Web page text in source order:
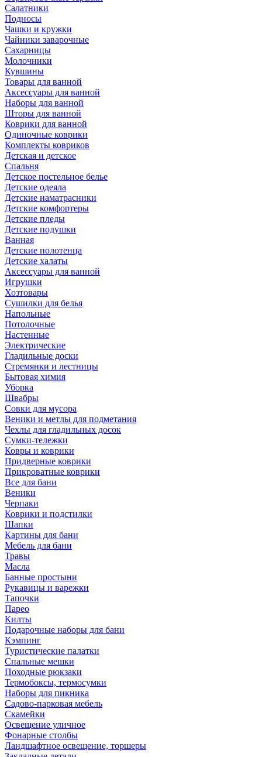
Салатники
Подносы
Чашки и кружки
Чайники заварочные
Сахарницы
Молочники
Кувшины
Товары для ванной
Аксессуары для ванной
Наборы для ванной
Шторы для ванной
Коврики для ванной
Одиночные коврики
Комплекты ковриков
Детская и детское
Спальня
Детское постельное белье
Детские одеяла
Детские наматрасники
Детские комфортеры
Детские пледы
Детские подушки
Ванная
Детские полотенца
Детские халаты
Аксессуары для ванной
Игрушки
Хозтовары
Сушилки для белья
Напольные
Потолочные
Настенные
Электрические
Гладильные доски
Стремянки и лестницы
Бытовая химия
Уборка
Швабры
Совки для мусора
Веники и метлы для подметания
Чехлы для гладильных досок
Сумки-тележки
Ковры и коврики
Придверные коврики
Прикроватные коврики
Все для бани
Веники
Черпаки
Коврики и подстилки
Шапки
Картины для бани
Мебель для бани
Травы
Масла
Банные простыни
Рукавицы и варежки
Тапочки
Парео
Килты
Подарочные наборы для бани
Кэмпинг
Туристические палатки
Спальные мешки
Походные рюкзаки
Термобоксы, термосумки
Наборы для пикника
Садово-парковая мебель
Скамейки
Освещение уличное
Фонарные столбы
Ландшафтное освещение, торшеры